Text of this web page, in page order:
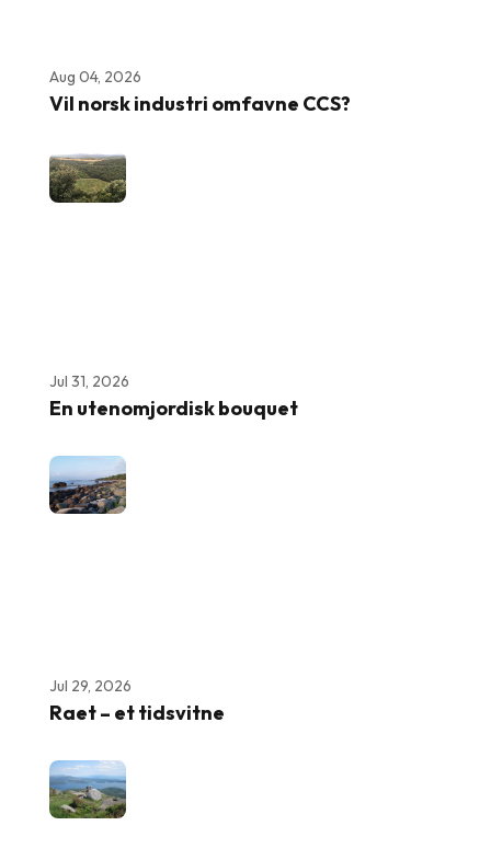
Aug 04, 2026
Vil norsk industri omfavne CCS?
Jul 31, 2026
En utenomjordisk bouquet
Jul 29, 2026
Raet – et tidsvitne